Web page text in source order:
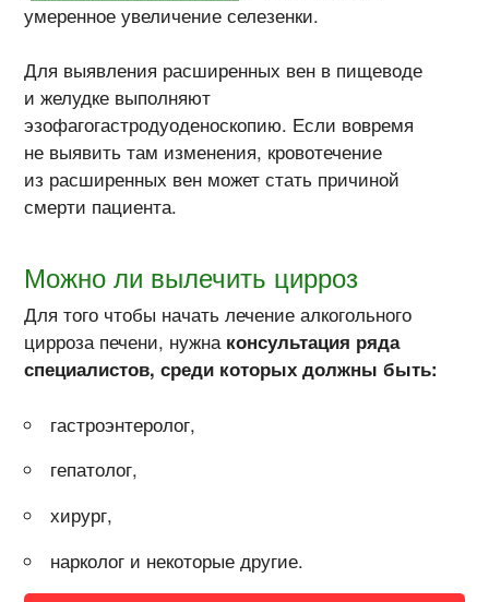
умеренное увеличение селезенки.
Для выявления расширенных вен в пищеводе
и желудке выполняют
эзофагогастродуоденоскопию. Если вовремя
не выявить там изменения, кровотечение
из расширенных вен может стать причиной
смерти пациента.
Можно ли вылечить цирроз
Для того чтобы начать лечение алкогольного
цирроза печени, нужна консультация ряда
специалистов, среди которых должны быть:
гастроэнтеролог,
гепатолог,
хирург,
нарколог и некоторые другие.